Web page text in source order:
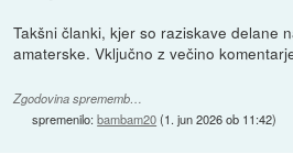
Takšni članki, kjer so raziskave delane
amaterske. Vključno z večino
Zgodovina sprememb…
spremenilo:bambam20(1. jun 2026 ob 11:42)